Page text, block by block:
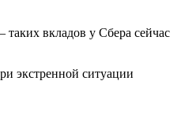
вкладов у Сбера сейчас
экстренной ситуации